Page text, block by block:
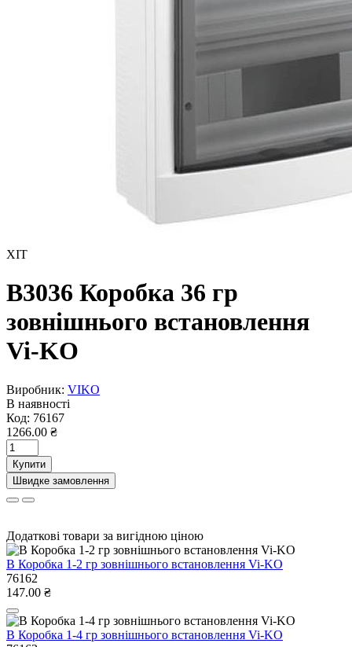
ХІТ
В3036 Коробка 36 гр
зовнішнього встановлення
Vi-KO
Виробник: VIKO
В наявності
Код: 76167
1266.00 ₴
Купити
Швидке замовлення
Додаткові товари за вигідною ціною
В Коробка 1-2 гр зовнішнього встановлення Vi-KO
76162
147.00 ₴
В Коробка 1-4 гр зовнішнього встановлення Vi-KO